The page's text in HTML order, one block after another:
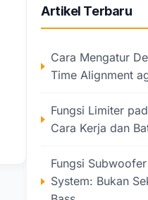
Artikel Terbaru
Cara Mengatur
Time Alignment
Fungsi Limiter
Cara Kerja dan
Fungsi
System: Bukan